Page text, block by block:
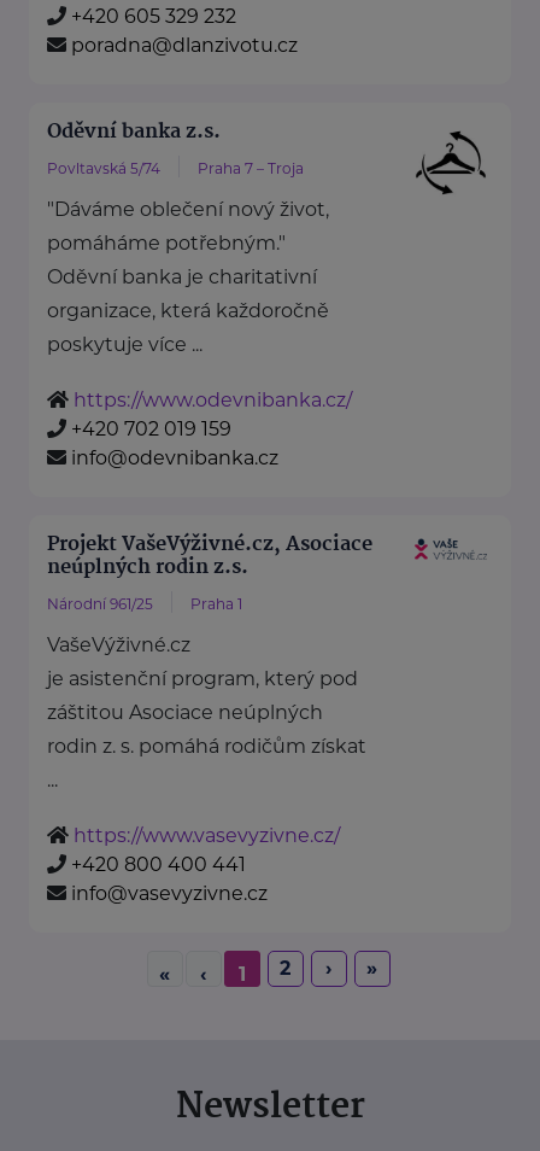
+420 605 329 232
poradna@dlanzivotu.cz
Oděvní banka z.s.
Povltavská 5/74 Praha 7 – Troja
"Dáváme oblečení nový život,
pomáháme potřebným."
Oděvní banka je charitativní
organizace, která každoročně
poskytuje více ...
https://www.odevnibanka.cz/
+420 702 019 159
info@odevnibanka.cz
Projekt VašeVýživné.cz, Asociace
neúplných rodin z.s.
Národní 961/25 Praha 1
VašeVýživné.cz
je asistenční program, který pod
záštitou Asociace neúplných
rodin z. s. pomáhá rodičům získat
...
https://www.vasevyzivne.cz/
+420 800 400 441
info@vasevyzivne.cz
« ‹ 1 2 › »
Newsletter